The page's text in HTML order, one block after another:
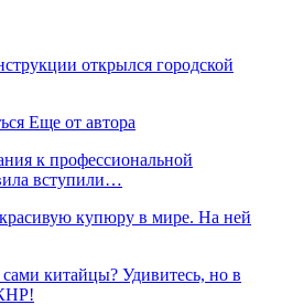
открылся городской
Еще от автора
к профессиональной
вступили…
купюру в мире. На ней
китайцы? Удивитесь, но в